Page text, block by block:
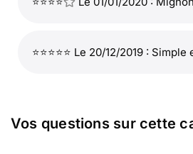
⭐⭐⭐⭐⭐ Le 20/12/2019 :
Vos questions sur cette